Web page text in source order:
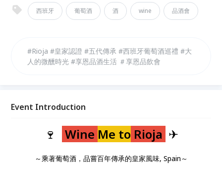
西班牙 葡萄酒 酒 wine 品酒會
#Rioja #皇家認證 #五代傳承 #西班牙葡萄酒巡禮 #大
人的微醺時光 #享恩品酒生活 ＃享恩品飲會
Event Introduction
🍷 Wine Me toRioja ✈
～乘著葡萄酒，品嘗百年傳承的皇家風味, Spain～